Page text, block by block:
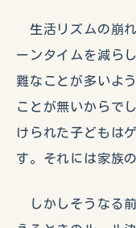
生活リズムの崩
ーンタイムを減ら
難なことが多いよ
ことが無いからで
けられた子どもは
す。それには家族
しかしそうなる